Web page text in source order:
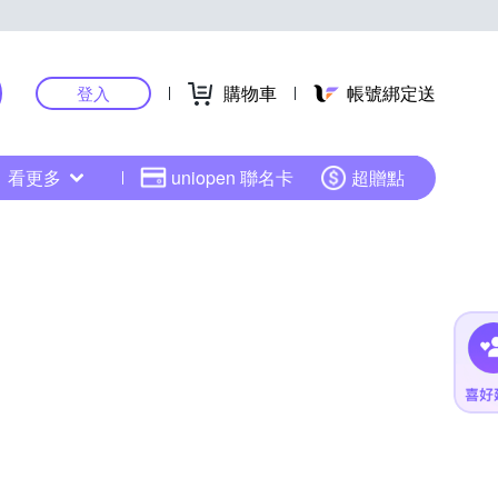
登入 購物車 帳號綁定送
看更多 uniopen 聯名卡 超贈點